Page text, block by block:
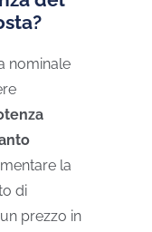
nominale
la
di
prezzo in